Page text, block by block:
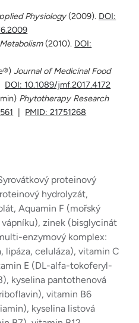
Physiology(2009). DOI:
(2010). DOI:
Journal of Medicinal Food
DOI: 10.1089/jmf.2017.4172
Phytotherapy Research
PMID: 21751268
proteinový
hydrolyzát,
Aquamin F (mořský
zinek (bisglycinát
enzymový komplex:
lipáza, celuláza), vitamin C
E (DL-alfa-tokoferyl-
kyselina pantothenová
vitamin B6
kyselina listová